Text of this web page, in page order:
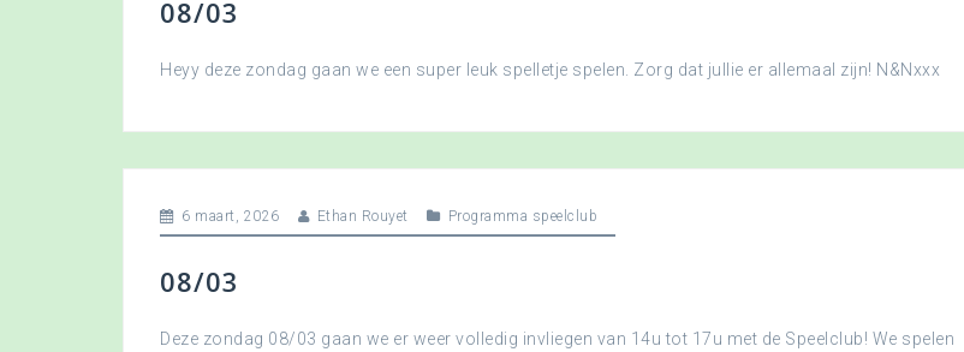
08/03
Heyy deze zondag gaan we een super leuk spelletje spelen. Zorg dat jullie er allemaal zijn! N&Nxxx
6 maart, 2026 Ethan Rouyet Programma speelclub
08/03
Deze zondag 08/03 gaan we er weer volledig invliegen van 14u tot 17u met de Speelclub! We spelen